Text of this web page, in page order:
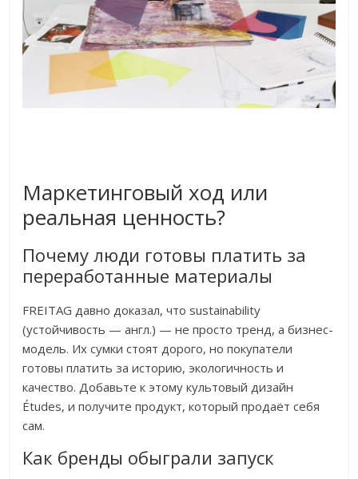
Маркетинговый ход или
реальная ценность?
Почему люди готовы платить за
переработанные материалы
FREITAG давно доказал, что sustainability
(устойчивость — англ.) — не просто тренд, а бизнес-
модель. Их сумки стоят дорого, но покупатели
готовы платить за историю, экологичность и
качество. Добавьте к этому культовый дизайн
Études, и получите продукт, который продаёт себя
сам.
Как бренды обыграли запуск